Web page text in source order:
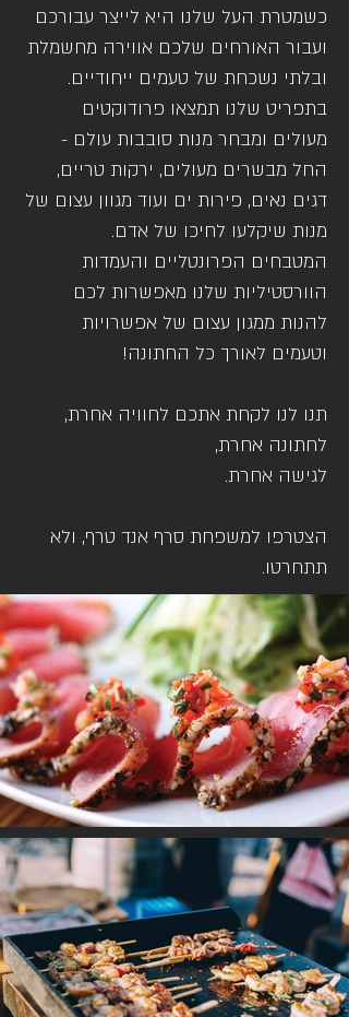
כשמטרת העל שלנו היא לייצר עבורכם
ועבור האורחים שלכם אווירה מחשמלת
ובלתי נשכחת של טעמים ייחודיים.
בתפריט שלנו תמצאו פרודוקטים
מעולים ומבחר מנות סובבות עולם -
החל מבשרים מעולים, ירקות טריים,
דגים נאים, פירות ים ועוד מגוון עצום של
מנות שיקלעו לחיכו של אדם.
המטבחים הפרונטליים והעמדות
הוורסטיליות שלנו מאפשרות לכם
להנות ממגון עצום של אפשרויות
וטעמים לאורך כל החתונה!
תנו לנו לקחת אתכם לחוויה אחרת,
לחתונה אחרת,
לגישה אחרת.
הצטרפו למשפחת סרף אנד טרף, ולא
תתחרטו.